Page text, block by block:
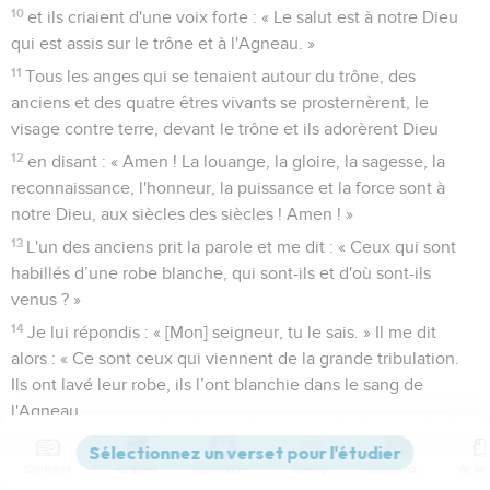
10 et ils criaient d'une voix forte : « Le salut est à notre Dieu
qui est assis sur le trône et à l'Agneau. »
11 Tous les anges qui se tenaient autour du trône, des
anciens et des quatre êtres vivants se prosternèrent, le
visage contre terre, devant le trône et ils adorèrent Dieu
12 en disant : « Amen ! La louange, la gloire, la sagesse, la
reconnaissance, l'honneur, la puissance et la force sont à
notre Dieu, aux siècles des siècles ! Amen ! »
13 L'un des anciens prit la parole et me dit : « Ceux qui sont
habillés d’une robe blanche, qui sont-ils et d'où sont-ils
venus ? »
14 Je lui répondis : « [Mon] seigneur, tu le sais. » Il me dit
alors : « Ce sont ceux qui viennent de la grande tribulation.
Ils ont lavé leur robe, ils l’ont blanchie dans le sang de
l'Agneau.
C'est pourquoi ils se tiennent devant le trône de Dieu et le
servent jour et nuit dans son temple. Celui qui est assis sur le
Versions Commentaires Strong